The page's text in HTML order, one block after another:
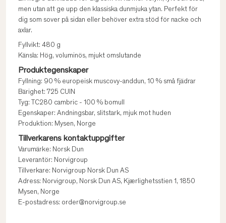
men utan att ge upp den klassiska dunmjuka ytan. Perfekt för
dig som sover på sidan eller behöver extra stöd för nacke och
axlar.
Fyllvikt: 480 g
Känsla: Hög, voluminös, mjukt omslutande
Produktegenskaper
Fyllning: 90 % europeisk muscovy-anddun, 10 % små fjädrar
Bärighet: 725 CUIN
Tyg: TC280 cambric - 100 % bomull
Egenskaper: Andningsbar, slitstark, mjuk mot huden
Produktion: Mysen, Norge
Tillverkarens kontaktuppgifter
Varumärke: Norsk Dun
Leverantör: Norvigroup
Tillverkare: Norvigroup Norsk Dun AS
Adress: Norvigroup, Norsk Dun AS, Kjærlighetsstien 1, 1850
Mysen, Norge
E-postadress: order@norvigroup.se